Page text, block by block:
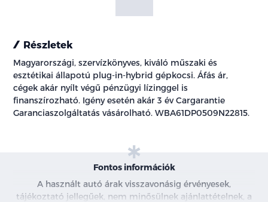
ASR (kipörgésgátló)
automata (8 fokozatú tiptronic) sebességváltó
automatikusan sötétedő belső tükör
automatikusan sötétedő külső tükör
bluetooth-os kihangosító
bőr belső
Részletek
Magyarországi, szervízkönyves, kiváló műszaki és
esztétikai állapotú plug-in-hybrid gépkocsi. Áfás ár,
cégek akár nyílt végű pénzügyi lízinggel is
finanszírozható. Igény esetén akár 3 év Cargarantie
Garanciaszolgáltatás vásárolható. WBA61DP0509N22815.
Fontos információk
A használt autó árak visszavonásig érvényesek,
tájékoztató jellegűek, nem minősülnek ajánlattételnek, a